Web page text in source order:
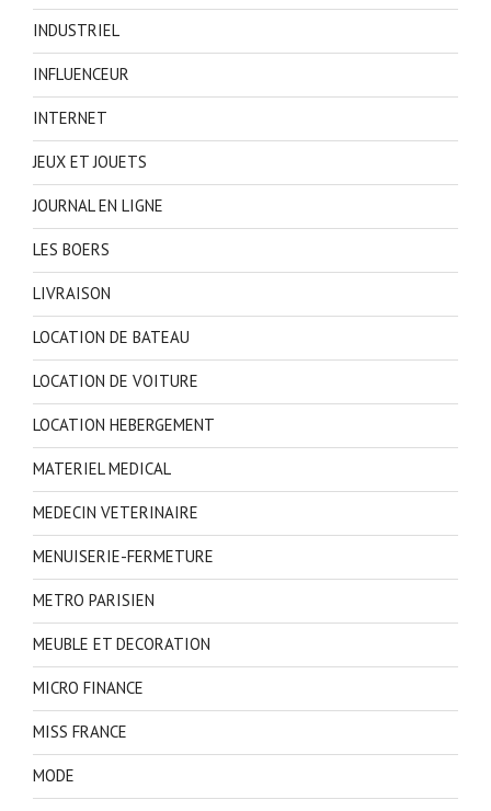
INDUSTRIEL
INFLUENCEUR
INTERNET
JEUX ET JOUETS
JOURNAL EN LIGNE
LES BOERS
LIVRAISON
LOCATION DE BATEAU
LOCATION DE VOITURE
LOCATION HEBERGEMENT
MATERIEL MEDICAL
MEDECIN VETERINAIRE
MENUISERIE-FERMETURE
METRO PARISIEN
MEUBLE ET DECORATION
MICRO FINANCE
MISS FRANCE
MODE